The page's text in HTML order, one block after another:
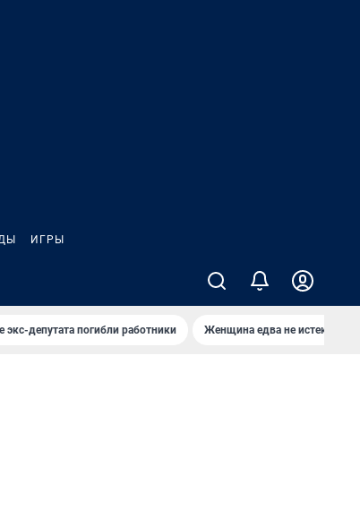
ИГРЫ
экс-депутата погибли работники Женщина едва не истекла